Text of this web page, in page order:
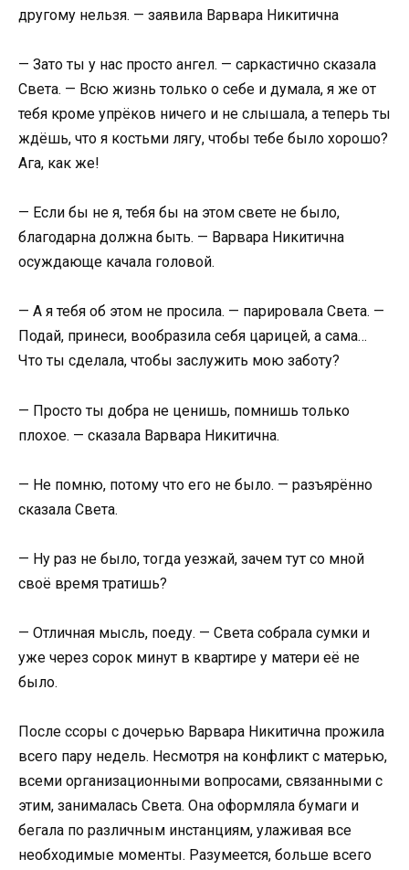
другому нельзя. — заявила Варвара Никитична
— Зато ты у нас просто ангел. — саркастично сказала
Света. — Всю жизнь только о себе и думала, я же от
тебя кроме упрёков ничего и не слышала, а теперь ты
ждёшь, что я костьми лягу, чтобы тебе было хорошо?
Ага, как же!
— Если бы не я, тебя бы на этом свете не было,
благодарна должна быть. — Варвара Никитична
осуждающе качала головой.
— А я тебя об этом не просила. — парировала Света. —
Подай, принеси, вообразила себя царицей, а сама…
Что ты сделала, чтобы заслужить мою заботу?
— Просто ты добра не ценишь, помнишь только
плохое. — сказала Варвара Никитична.
— Не помню, потому что его не было. — разъярённо
сказала Света.
— Ну раз не было, тогда уезжай, зачем тут со мной
своё время тратишь?
— Отличная мысль, поеду. — Света собрала сумки и
уже через сорок минут в квартире у матери её не
было.
После ссоры с дочерью Варвара Никитична прожила
всего пару недель. Несмотря на конфликт с матерью,
всеми организационными вопросами, связанными с
этим, занималась Света. Она оформляла бумаги и
бегала по различным инстанциям, улаживая все
необходимые моменты. Разумеется, больше всего